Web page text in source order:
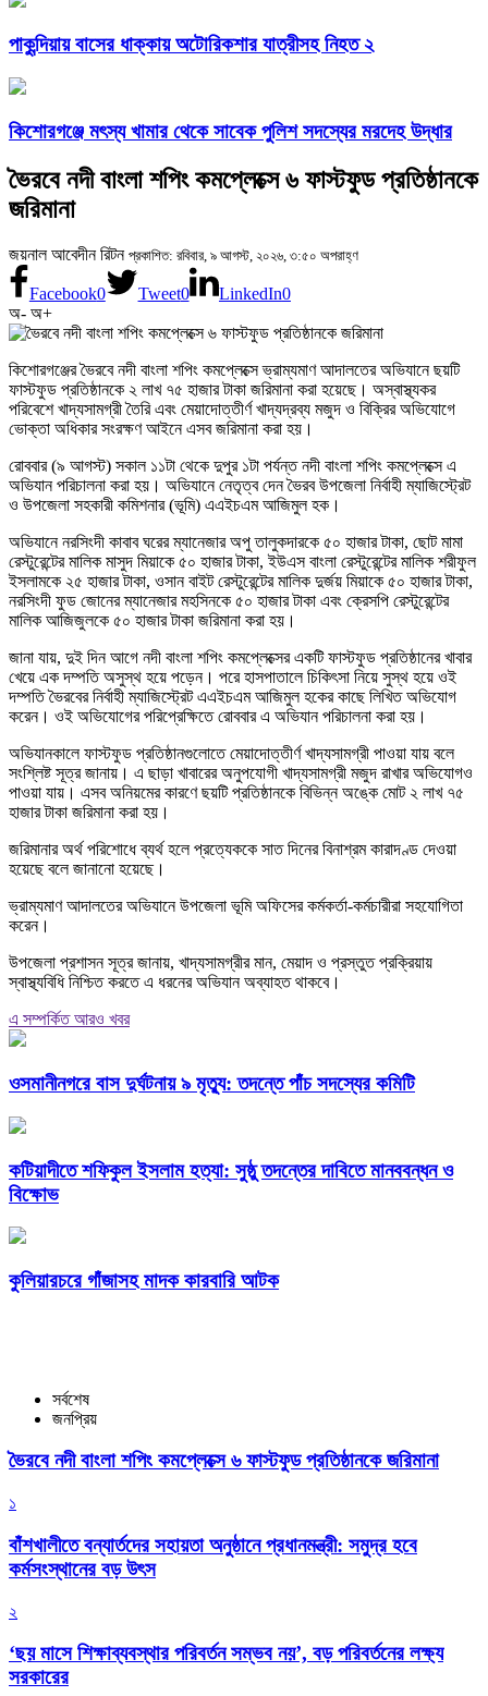
পাকুন্দিয়ায় বাসের ধাক্কায় অটোরিকশার যাত্রীসহ নিহত ২
কিশোরগঞ্জে মৎস্য খামার থেকে সাবেক পুলিশ সদস্যের মরদেহ উদ্ধার
ভৈরবে নদী বাংলা শপিং কমপ্লেক্সে ৬ ফাস্টফুড প্রতিষ্ঠানকে
জরিমানা
জয়নাল আবেদীন রিটন প্রকাশিত: রবিবার, ৯ আগস্ট, ২০২৬, ৩:৫০ অপরাহ্ণ
Facebook0 Tweet0 LinkedIn0
অ- অ+
কিশোরগঞ্জের ভৈরবে নদী বাংলা শপিং কমপ্লেক্সে ভ্রাম্যমাণ আদালতের অভিযানে ছয়টি
ফাস্টফুড প্রতিষ্ঠানকে ২ লাখ ৭৫ হাজার টাকা জরিমানা করা হয়েছে। অস্বাস্থ্যকর
পরিবেশে খাদ্যসামগ্রী তৈরি এবং মেয়াদোত্তীর্ণ খাদ্যদ্রব্য মজুদ ও বিক্রির অভিযোগে
ভোক্তা অধিকার সংরক্ষণ আইনে এসব জরিমানা করা হয়।
রোববার (৯ আগস্ট) সকাল ১১টা থেকে দুপুর ১টা পর্যন্ত নদী বাংলা শপিং কমপ্লেক্সে এ
অভিযান পরিচালনা করা হয়। অভিযানে নেতৃত্ব দেন ভৈরব উপজেলা নির্বাহী ম্যাজিস্ট্রেট
ও উপজেলা সহকারী কমিশনার (ভূমি) এএইচএম আজিমুল হক।
অভিযানে নরসিংদী কাবাব ঘরের ম্যানেজার অপু তালুকদারকে ৫০ হাজার টাকা, ছোট মামা
রেস্টুরেন্টের মালিক মাসুদ মিয়াকে ৫০ হাজার টাকা, ইউএস বাংলা রেস্টুরেন্টের মালিক শরীফুল
ইসলামকে ২৫ হাজার টাকা, ওসান বাইট রেস্টুরেন্টের মালিক দুর্জয় মিয়াকে ৫০ হাজার টাকা,
নরসিংদী ফুড জোনের ম্যানেজার মহসিনকে ৫০ হাজার টাকা এবং ক্রেসপি রেস্টুরেন্টের
মালিক আজিজুলকে ৫০ হাজার টাকা জরিমানা করা হয়।
জানা যায়, দুই দিন আগে নদী বাংলা শপিং কমপ্লেক্সের একটি ফাস্টফুড প্রতিষ্ঠানের খাবার
খেয়ে এক দম্পতি অসুস্থ হয়ে পড়েন। পরে হাসপাতালে চিকিৎসা নিয়ে সুস্থ হয়ে ওই
দম্পতি ভৈরবের নির্বাহী ম্যাজিস্ট্রেট এএইচএম আজিমুল হকের কাছে লিখিত অভিযোগ
করেন। ওই অভিযোগের পরিপ্রেক্ষিতে রোববার এ অভিযান পরিচালনা করা হয়।
অভিযানকালে ফাস্টফুড প্রতিষ্ঠানগুলোতে মেয়াদোত্তীর্ণ খাদ্যসামগ্রী পাওয়া যায় বলে
সংশ্লিষ্ট সূত্র জানায়। এ ছাড়া খাবারের অনুপযোগী খাদ্যসামগ্রী মজুদ রাখার অভিযোগও
পাওয়া যায়। এসব অনিয়মের কারণে ছয়টি প্রতিষ্ঠানকে বিভিন্ন অঙ্কে মোট ২ লাখ ৭৫
হাজার টাকা জরিমানা করা হয়।
জরিমানার অর্থ পরিশোধে ব্যর্থ হলে প্রত্যেককে সাত দিনের বিনাশ্রম কারাদণ্ড দেওয়া
হয়েছে বলে জানানো হয়েছে।
ভ্রাম্যমাণ আদালতের অভিযানে উপজেলা ভূমি অফিসের কর্মকর্তা-কর্মচারীরা সহযোগিতা
করেন।
উপজেলা প্রশাসন সূত্র জানায়, খাদ্যসামগ্রীর মান, মেয়াদ ও প্রস্তুত প্রক্রিয়ায়
স্বাস্থ্যবিধি নিশ্চিত করতে এ ধরনের অভিযান অব্যাহত থাকবে।
এ সম্পর্কিত আরও খবর
ওসমানীনগরে বাস দুর্ঘটনায় ৯ মৃত্যু: তদন্তে পাঁচ সদস্যের কমিটি
কটিয়াদীতে শফিকুল ইসলাম হত্যা: সুষ্ঠু তদন্তের দাবিতে মানববন্ধন ও
বিক্ষোভ
কুলিয়ারচরে গাঁজাসহ মাদক কারবারি আটক
সর্বশেষ
জনপ্রিয়
ভৈরবে নদী বাংলা শপিং কমপ্লেক্সে ৬ ফাস্টফুড প্রতিষ্ঠানকে জরিমানা
১
বাঁশখালীতে বন্যার্তদের সহায়তা অনুষ্ঠানে প্রধানমন্ত্রী: সমুদ্র হবে
কর্মসংস্থানের বড় উৎস
২
‘ছয় মাসে শিক্ষাব্যবস্থার পরিবর্তন সম্ভব নয়’, বড় পরিবর্তনের লক্ষ্য
সরকারের